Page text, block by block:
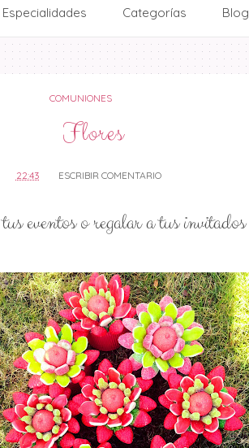
Especialidades Categorías Blog
COMUNIONES
Flores
22:43 ESCRIBIR COMENTARIO
eventos o regalar a tus invitados